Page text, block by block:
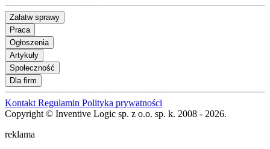
Załatw sprawy
Praca
Ogłoszenia
Artykuły
Społeczność
Dla firm
Kontakt Regulamin Polityka prywatności
Copyright © Inventive Logic sp. z o.o. sp. k. 2008 - 2026.
reklama